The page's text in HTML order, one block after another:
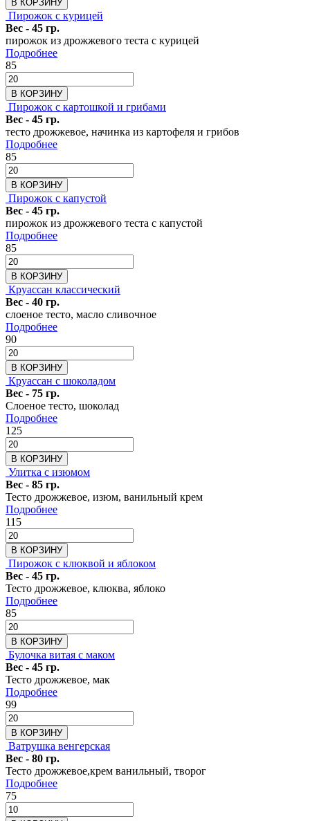
В КОРЗИНУ
Пирожок с курицей
Вес - 45 гр.
пирожок из дрожжевого теста с курицей
Подробнее
85
В КОРЗИНУ
Пирожок с картошкой и грибами
Вес - 45 гр.
тесто дрожжевое, начинка из картофеля и грибов
Подробнее
85
В КОРЗИНУ
Пирожок с капустой
Вес - 45 гр.
пирожок из дрожжевого теста с капустой
Подробнее
85
В КОРЗИНУ
Круассан классический
Вес - 40 гр.
слоеное тесто, масло сливочное
Подробнее
90
В КОРЗИНУ
Круассан с шоколадом
Вес - 75 гр.
Слоеное тесто, шоколад
Подробнее
125
В КОРЗИНУ
Улитка с изюмом
Вес - 85 гр.
Тесто дрожжевое, изюм, ванильный крем
Подробнее
115
В КОРЗИНУ
Пирожок с клюквой и яблоком
Вес - 45 гр.
Тесто дрожжевое, клюква, яблоко
Подробнее
85
В КОРЗИНУ
Булочка витая с маком
Вес - 45 гр.
Тесто дрожжевое, мак
Подробнее
99
В КОРЗИНУ
Ватрушка венгерская
Вес - 80 гр.
Тесто дрожжевое,крем ванильный, творог
Подробнее
75